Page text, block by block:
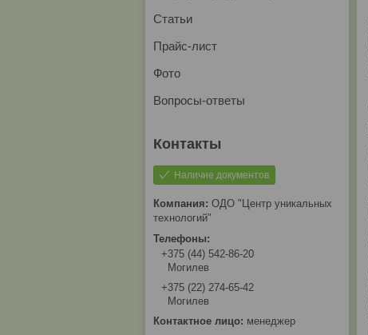
Статьи
Прайс-лист
Фото
Вопросы-ответы
Наличие документов
ОДО "Центр уникальных
технологий"
+375 (44) 542-86-20
Могилев
+375 (22) 274-65-42
Могилев
менеджер